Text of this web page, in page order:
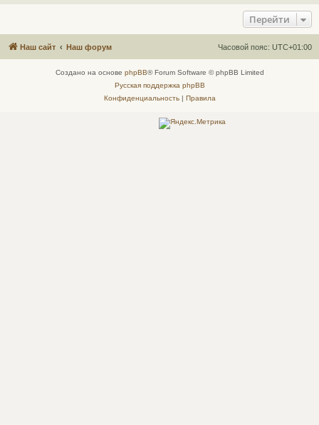
Перейти
Наш сайт Наш форум Часовой пояс: UTC+01:00
Создано на основе phpBB® Forum Software © phpBB Limited
Русская поддержка phpBB
Конфиденциальность| Правила